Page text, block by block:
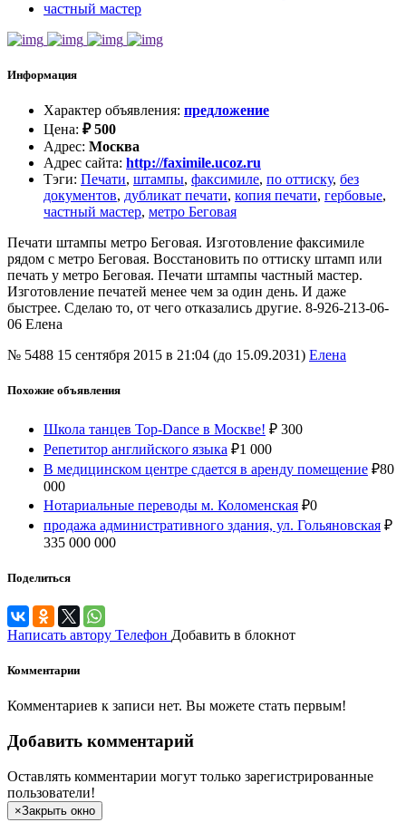
Информация
Характер объявления: предложение
Цена: ₽500
Адрес: Москва
Адрес сайта: http://faximile.ucoz.ru
Тэги: Печати, штампы, факсимиле, по оттиску, без
документов, дубликат печати, копия печати, гербовые,
частный мастер, метро Беговая
Печати штампы метро Беговая. Изготовление факсимиле
рядом с метро Беговая. Восстановить по оттиску штамп или
печать у метро Беговая. Печати штампы частный мастер.
Изготовление печатей менее чем за один день. И даже
быстрее. Сделаю то, от чего отказались другие. 8-926-213-06-
06 Елена
№ 5488 15 сентября 2015 в 21:04 (до 15.09.2031) Елена
Похожие объявления
Школа танцев Top-Dance в Москве! ₽ 300
Репетитор английского языка ₽1 000
В медицинском центре сдается в аренду помещение ₽80
000
Нотариальные переводы м. Коломенская ₽0
продажа административного здания, ул. Гольяновская ₽
335 000 000
Поделиться
Написать автору Телефон Добавить в блокнот
Комментарии
Комментариев к записи нет. Вы можете стать первым!
Добавить комментарий
Оставлять комментарии могут только зарегистрированные
пользователи!
×Закрыть окно